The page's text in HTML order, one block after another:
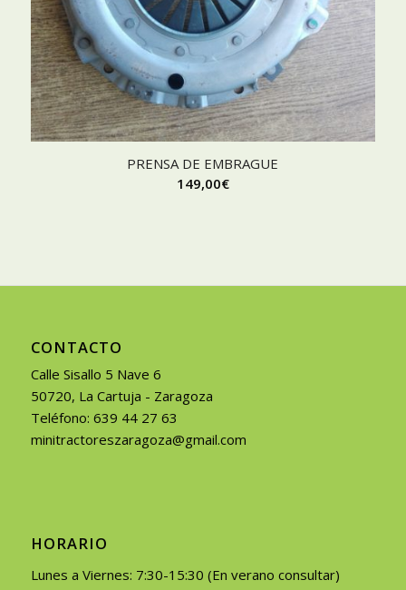
PRENSA DE EMBRAGUE
149,00€
CONTACTO
Calle Sisallo 5 Nave 6
50720, La Cartuja - Zaragoza
Teléfono: 639 44 27 63
minitractoreszaragoza@gmail.com
HORARIO
Lunes a Viernes: 7:30-15:30 (En verano consultar)